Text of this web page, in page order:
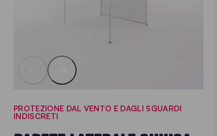
PROTEZIONE DAL VENTO E DAGLI SGUARDI
INDISCRETI